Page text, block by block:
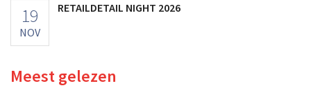
19
NOV
RETAILDETAIL NIGHT 2026
Meest gelezen